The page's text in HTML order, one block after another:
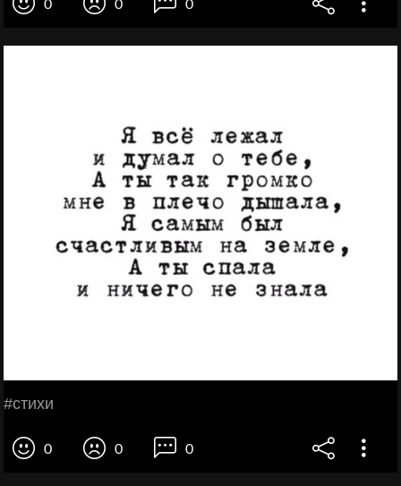
0 0 0
#стихи
0 0 0